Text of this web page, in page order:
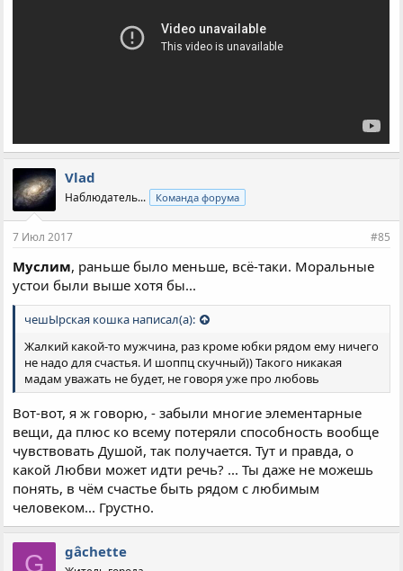
Vlad
Наблюдатель... Команда форума
7 Июл 2017 #85
Муслим, раньше было меньше, всё-таки. Моральные
устои были выше хотя бы...
чешЫрская кошка написал(а):
Жалкий какой-то мужчина, раз кроме юбки рядом ему ничего
не надо для счастья. И шоппц скучный)) Такого никакая
мадам уважать не будет, не говоря уже про любовь
Вот-вот, я ж говорю, - забыли многие элементарные
вещи, да плюс ко всему потеряли способность вообще
чувствовать Душой, так получается. Тут и правда, о
какой Любви может идти речь? ... Ты даже не можешь
понять, в чём счастье быть рядом с любимым
человеком... Грустно.
G gâchette